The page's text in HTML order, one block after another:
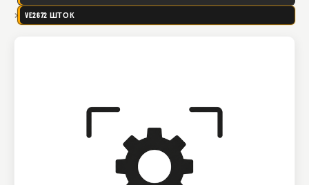
VE2672 ШТОК